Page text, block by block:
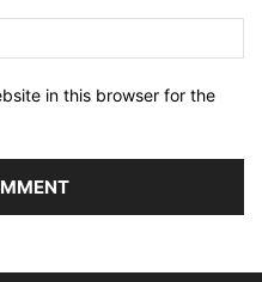
in this browser for the